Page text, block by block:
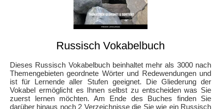
Russisch Vokabelbuch
Dieses Russisch Vokabelbuch beinhaltet mehr als 3000 nach
Themengebieten geordnete Wörter und Redewendungen und
ist für Lernende aller Stufen geeignet. Die Gliederung der
Vokabel ermöglicht es Ihnen selbst zu entscheiden was Sie
zuerst lernen möchten. Am Ende des Buches finden Sie
darüber hinaus noch 2 Verzeichnisse die Sie wie ein Russisch